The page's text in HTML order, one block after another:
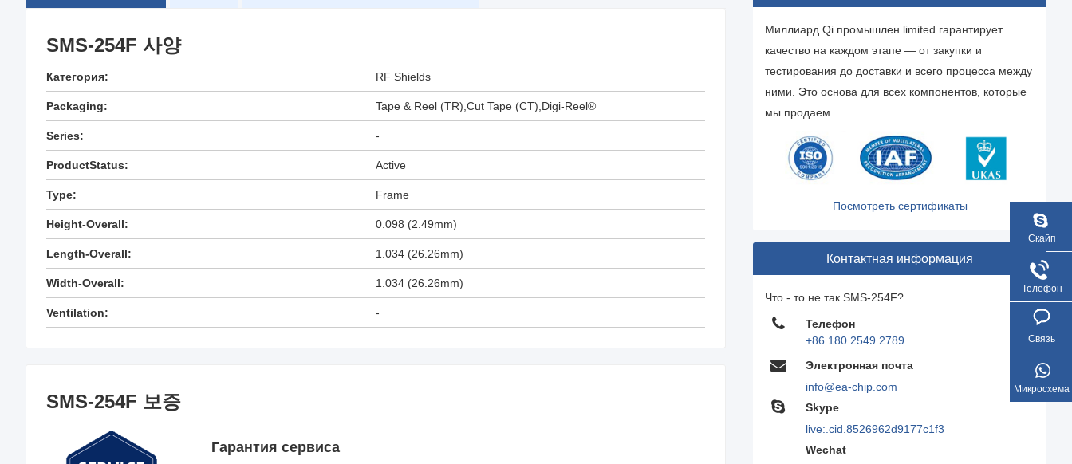
SMS-254F 사양
Категория: RF Shields
Packaging: Tape & Reel (TR),Cut Tape (CT),Digi-Reel®
Series: -
ProductStatus: Active
Type: Frame
Height-Overall: 0.098 (2.49mm)
Length-Overall: 1.034 (26.26mm)
Width-Overall: 1.034 (26.26mm)
Ventilation: -
SMS-254F 보증
Гарантия сервиса
Миллиард Qi промышлен limited гарантирует
качество на каждом этапе — от закупки и
тестирования до доставки и всего процесса между
ними. Это основа для всех компонентов, которые
мы продаем.
Посмотреть сертификаты
Контактная информация
Что - то не так SMS-254F?
Телефон
+86 180 2549 2789
Электронная почта
info@ea-chip.com
Skype
live:.cid.8526962d9177c1f3
Wechat
Скайп
Телефон
Связь
Микросхема